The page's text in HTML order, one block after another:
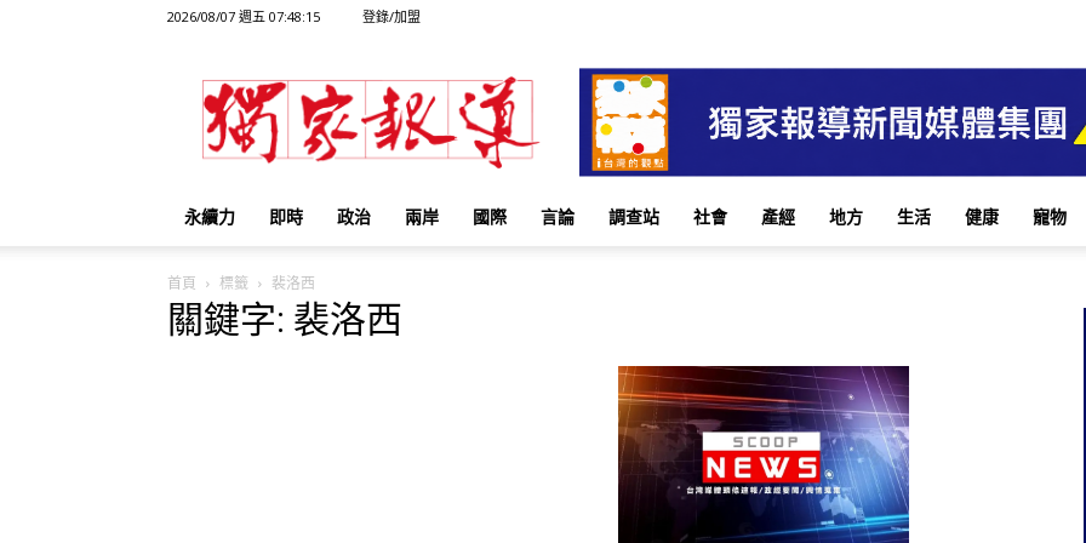
2026/08/07 週五 07:48:15 登錄/加盟
獨
家
報
永續力 即時 政治 兩岸 國際 言論 調查站 社會 產經 地方 生活 健康 寵物
首頁 標籤 裴洛西
關鍵字: 裴洛西